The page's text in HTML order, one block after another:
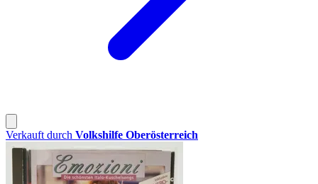
Verkauft durch Volkshilfe Oberösterreich